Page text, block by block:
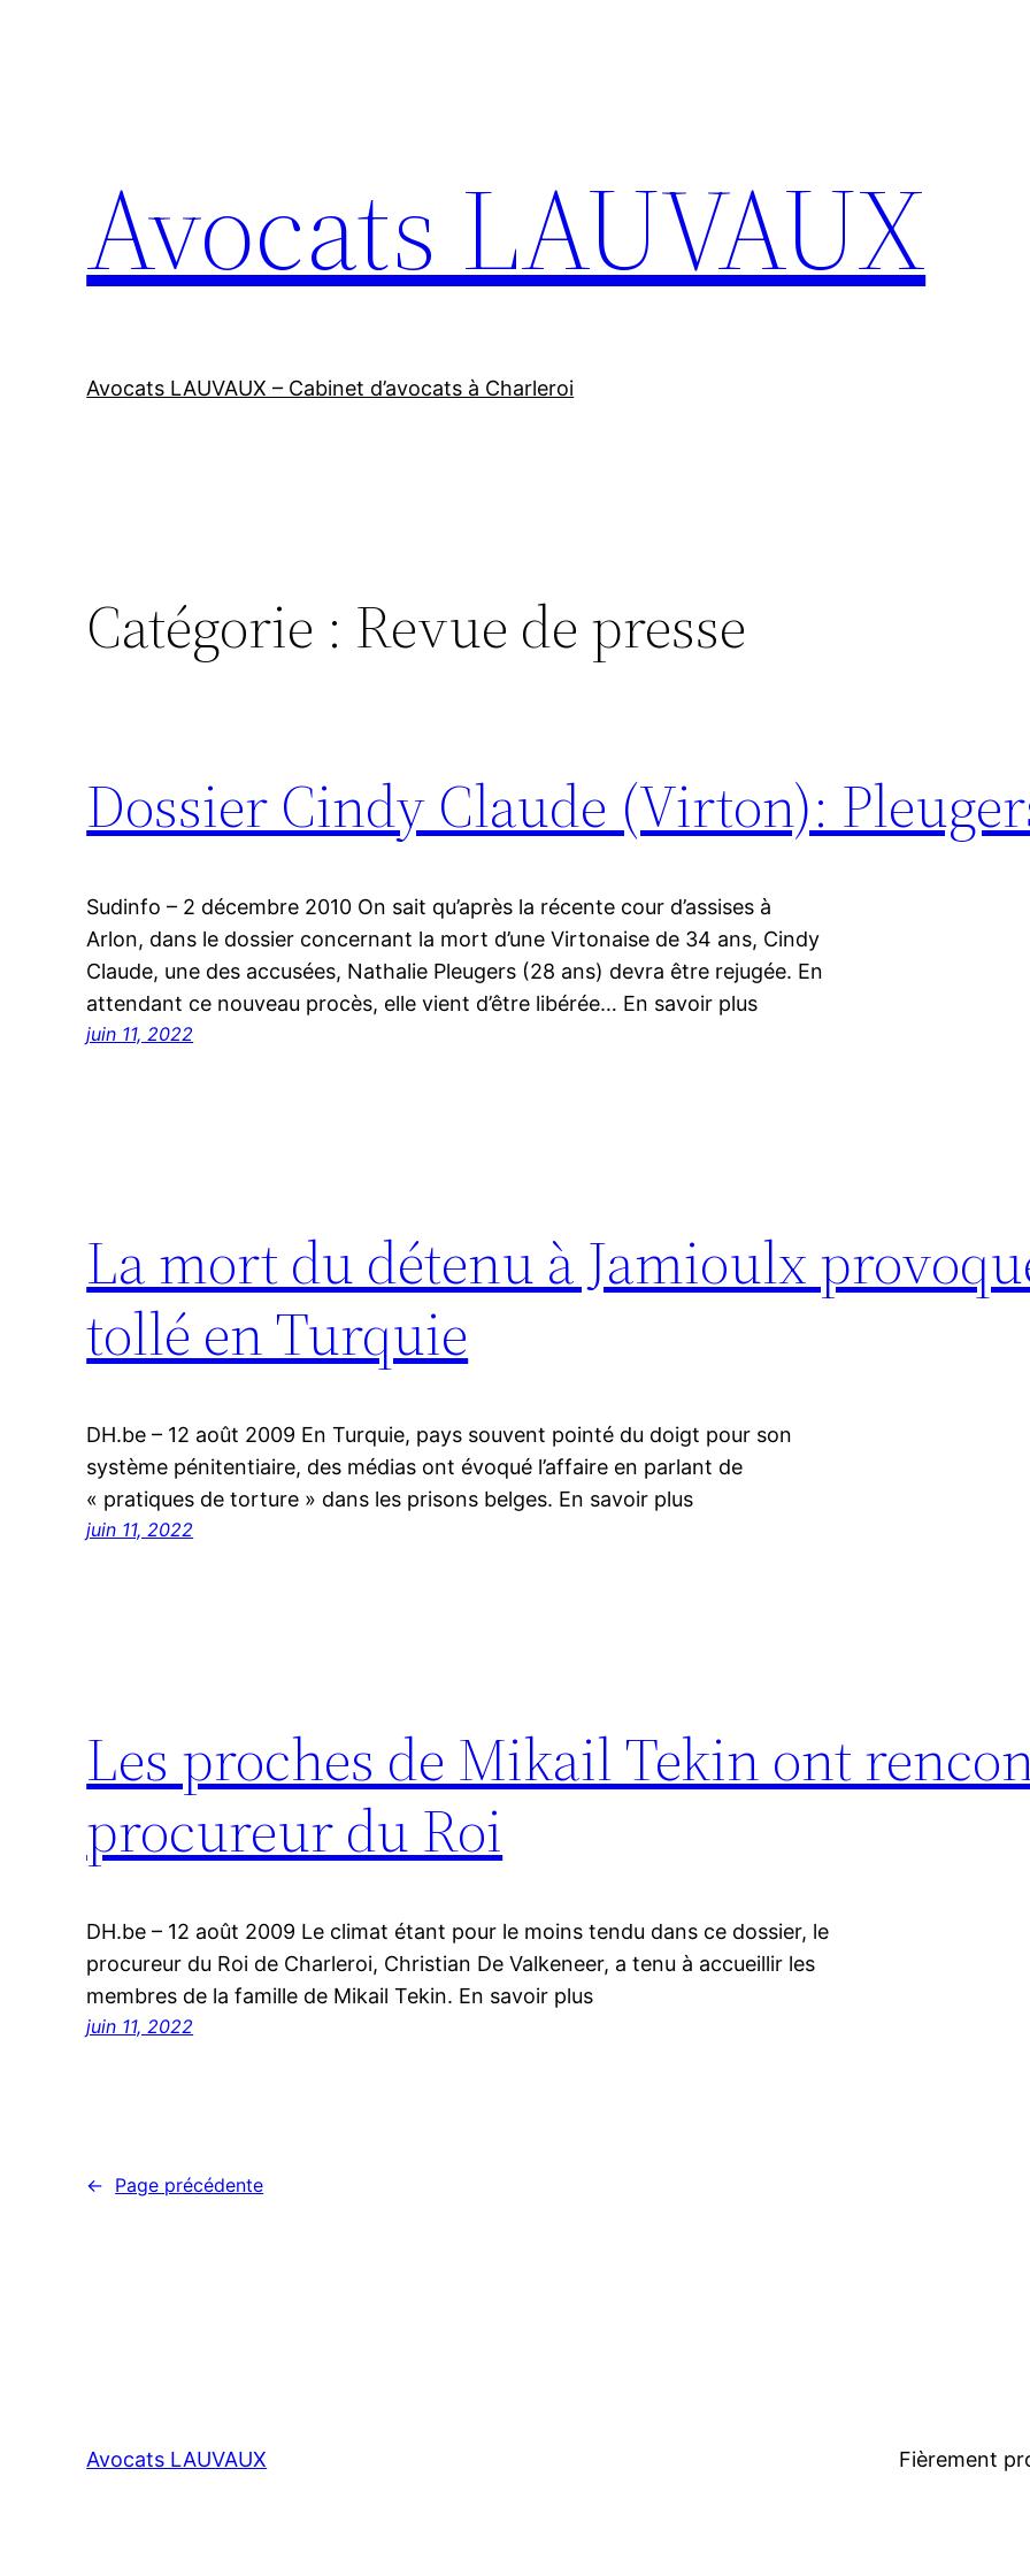
Avocats LAUVAUX
Avocats LAUVAUX – Cabinet d’avocats à Charleroi
Catégorie : Revue de presse
Dossier Cindy Claude (Virton):
Sudinfo – 2 décembre 2010 On sait qu’après la récente cour d’assises à
Arlon, dans le dossier concernant la mort d’une Virtonaise de 34 ans, Cindy
Claude, une des accusées, Nathalie Pleugers (28 ans) devra être rejugée. En
attendant ce nouveau procès, elle vient d’être libérée… En savoir plus
juin 11, 2022
La mort du détenu à Jamioulx
tollé en Turquie
DH.be – 12 août 2009 En Turquie, pays souvent pointé du doigt pour son
système pénitentiaire, des médias ont évoqué l’affaire en parlant de
« pratiques de torture » dans les prisons belges. En savoir plus
juin 11, 2022
Les proches de Mikail Tekin ont
procureur du Roi
DH.be – 12 août 2009 Le climat étant pour le moins tendu dans ce dossier, le
procureur du Roi de Charleroi, Christian De Valkeneer, a tenu à accueillir les
membres de la famille de Mikail Tekin. En savoir plus
juin 11, 2022
← Page précédente
Avocats LAUVAUX Fièrement